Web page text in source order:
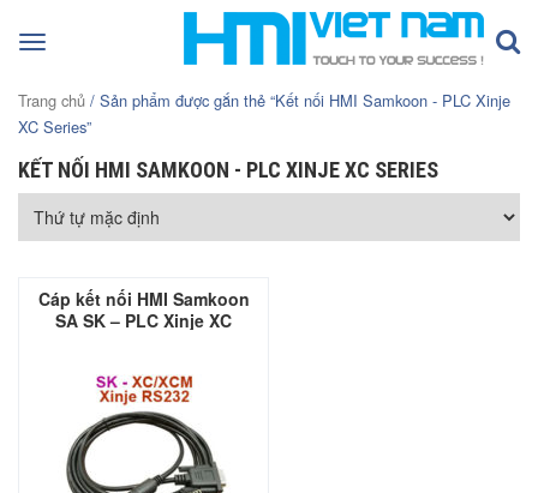
Toggle
Trang chủ / Sản phẩm được gắn thẻ “Kết nối HMI Samkoon - PLC Xinje
XC Series”
KẾT NỐI HMI SAMKOON - PLC XINJE XC SERIES
Cáp kết nối HMI Samkoon
SA SK – PLC Xinje XC